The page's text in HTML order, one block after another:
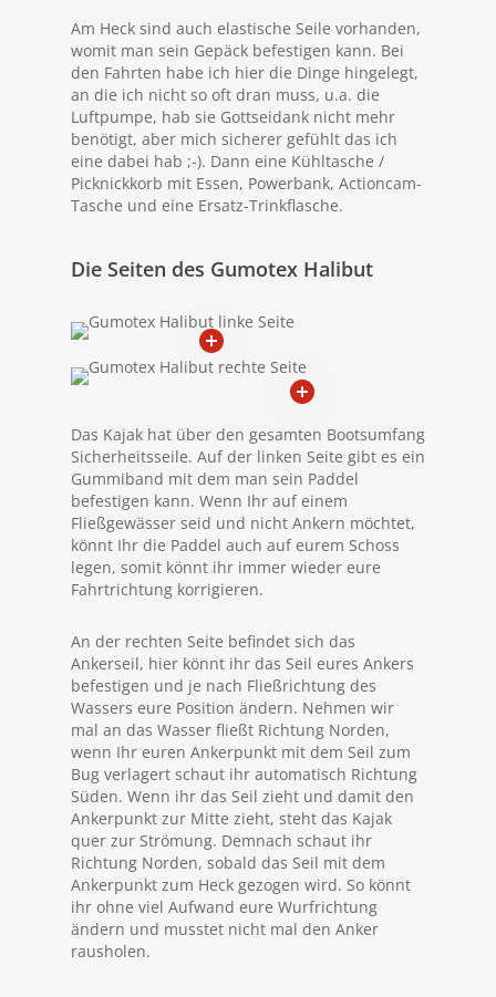
Am Heck sind auch elastische Seile vorhanden,
womit man sein Gepäck befestigen kann. Bei
den Fahrten habe ich hier die Dinge hingelegt,
an die ich nicht so oft dran muss, u.a. die
Luftpumpe, hab sie Gottseidank nicht mehr
benötigt, aber mich sicherer gefühlt das ich
eine dabei hab ;-). Dann eine Kühltasche /
Picknickkorb mit Essen, Powerbank, Actioncam-
Tasche und eine Ersatz-Trinkflasche.
Die Seiten des Gumotex Halibut
Das Kajak hat über den gesamten Bootsumfang
Sicherheitsseile. Auf der linken Seite gibt es ein
Gummiband mit dem man sein Paddel
befestigen kann. Wenn Ihr auf einem
Fließgewässer seid und nicht Ankern möchtet,
könnt Ihr die Paddel auch auf eurem Schoss
legen, somit könnt ihr immer wieder eure
Fahrtrichtung korrigieren.
An der rechten Seite befindet sich das
Ankerseil, hier könnt ihr das Seil eures Ankers
befestigen und je nach Fließrichtung des
Wassers eure Position ändern. Nehmen wir
mal an das Wasser fließt Richtung Norden,
wenn Ihr euren Ankerpunkt mit dem Seil zum
Bug verlagert schaut ihr automatisch Richtung
Süden. Wenn ihr das Seil zieht und damit den
Ankerpunkt zur Mitte zieht, steht das Kajak
quer zur Strömung. Demnach schaut ihr
Richtung Norden, sobald das Seil mit dem
Ankerpunkt zum Heck gezogen wird. So könnt
ihr ohne viel Aufwand eure Wurfrichtung
ändern und musstet nicht mal den Anker
rausholen.